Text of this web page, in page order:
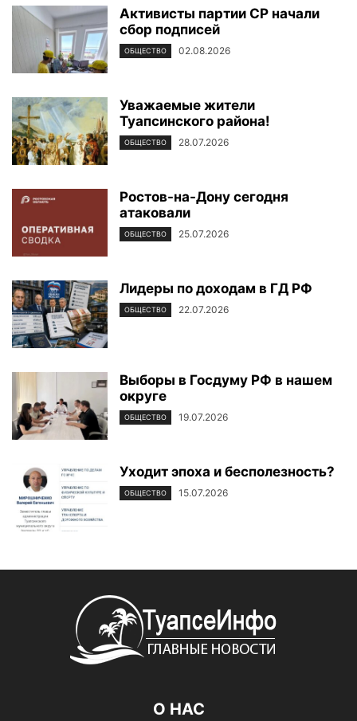
Активисты партии СР начали
сбор подписей
ОБЩЕСТВО 02.08.2026
Уважаемые жители
Туапсинского района!
ОБЩЕСТВО 28.07.2026
Ростов-на-Дону сегодня
атаковали
ОБЩЕСТВО 25.07.2026
Лидеры по доходам в ГД РФ
ОБЩЕСТВО 22.07.2026
Выборы в Госдуму РФ в нашем
округе
ОБЩЕСТВО 19.07.2026
Уходит эпоха и бесполезность?
ОБЩЕСТВО 15.07.2026
О НАС